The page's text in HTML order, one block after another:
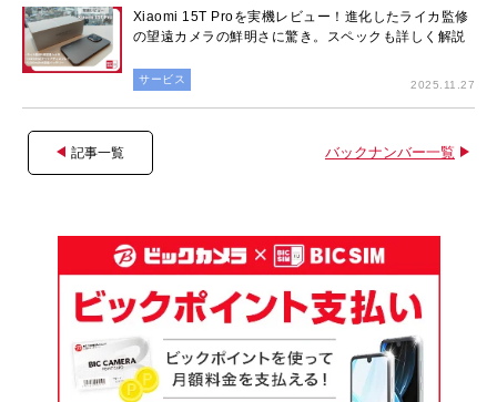
Xiaomi 15T Proを実機レビュー！進化したライカ監修
の望遠カメラの鮮明さに驚き。スペックも詳しく解説
サービス 2025.11.27
記事一覧 バックナンバー一覧